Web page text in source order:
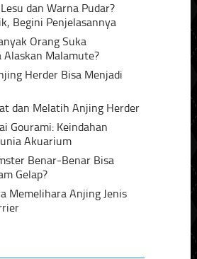
dan Warna Pudar?
Begini Penjelasannya
Orang Suka
Alaskan Malamute?
Herder Bisa Menjadi
dan Melatih Anjing Herder
Gourami: Keindahan
Akuarium
Benar-Benar Bisa
Gelap?
Memelihara Anjing Jenis